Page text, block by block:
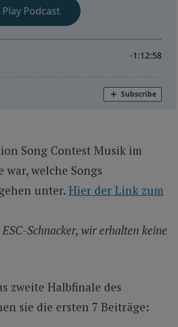
Song Contest Musik im
war, welche Songs
unter. Hier der Link zum
Schnacker, wir erhalten keine
zweite Halbfinale des
sie die ersten 7 Beiträge: